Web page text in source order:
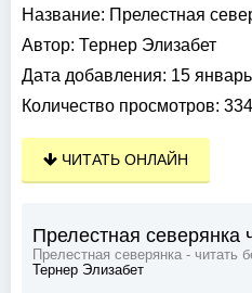
Название: Прелестная
Автор: Тернер Элизабет
Дата добавления: 15
Количество просмотров: 334
ЧИТАТЬ ОНЛАЙН
Прелестная северянка
Прелестная северянка - читать
Тернер Элизабет